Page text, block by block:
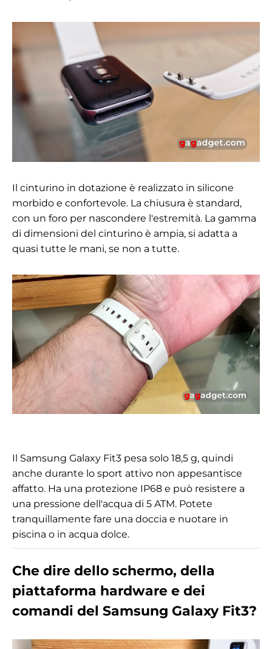
Il cinturino in dotazione è realizzato in silicone
morbido e confortevole. La chiusura è standard,
con un foro per nascondere l'estremità. La gamma
di dimensioni del cinturino è ampia, si adatta a
quasi tutte le mani, se non a tutte.
Il Samsung Galaxy Fit3 pesa solo 18,5 g, quindi
anche durante lo sport attivo non appesantisce
affatto. Ha una protezione IP68 e può resistere a
una pressione dell'acqua di 5 ATM. Potete
tranquillamente fare una doccia e nuotare in
piscina o in acqua dolce.
Che dire dello schermo, della
piattaforma hardware e dei
comandi del Samsung Galaxy Fit3?